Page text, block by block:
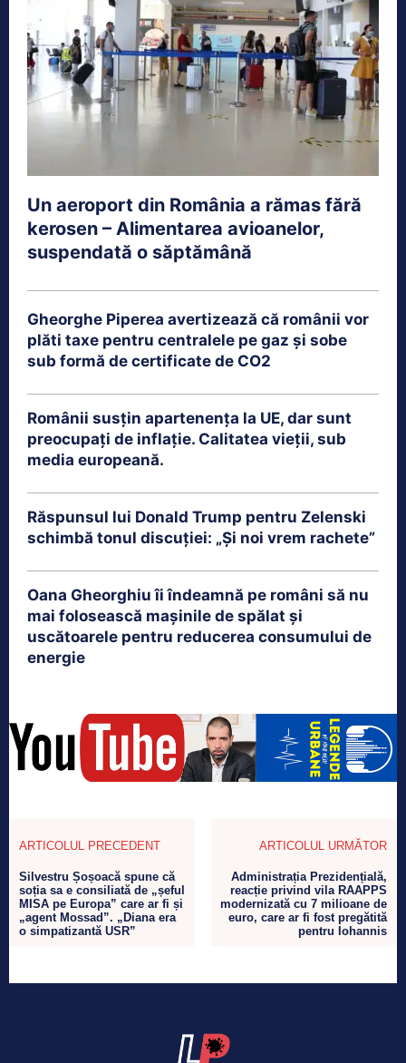
Un aeroport din România a rămas fără
kerosen – Alimentarea avioanelor,
suspendată o săptămână
Gheorghe Piperea avertizează că românii vor
plăti taxe pentru centralele pe gaz și sobe
sub formă de certificate de CO2
Românii susțin apartenența la UE, dar sunt
preocupați de inflație. Calitatea vieții, sub
media europeană.
Răspunsul lui Donald Trump pentru Zelenski
schimbă tonul discuției: „Și noi vrem rachete”
Oana Gheorghiu îi îndeamnă pe români să nu
mai folosească mașinile de spălat și
uscătoarele pentru reducerea consumului de
energie
ARTICOLUL PRECEDENT
Silvestru Șoșoacă spune că
soția sa e consiliată de „șeful
MISA pe Europa” care ar fi și
„agent Mossad”. „Diana era
o simpatizantă USR”
ARTICOLUL URMĂTOR
Administrația Prezidențială,
reacție privind vila RAAPPS
modernizată cu 7 milioane de
euro, care ar fi fost pregătită
pentru Iohannis